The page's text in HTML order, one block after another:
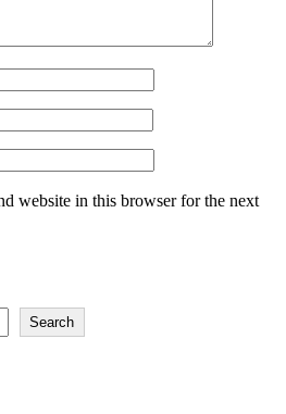
website in this browser for the next
Search